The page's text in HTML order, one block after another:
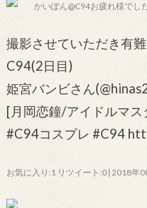
かいぽん@C94お疲れ様でした
撮影させていただき有
C94(2日目)
姫宮バンビさん
[月岡恋鐘/アイドルマ
#C94コスプレ #C94
お気に入り:1 リツイート:0 | 2018年